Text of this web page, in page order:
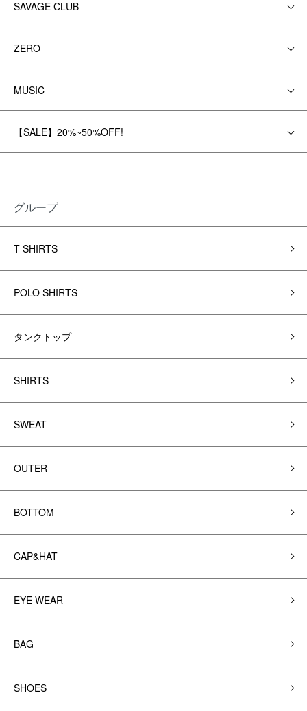
SAVAGE CLUB
ZERO
MUSIC
【SALE】20%~50%OFF!
グループ
T-SHIRTS
POLO SHIRTS
タンクトップ
SHIRTS
SWEAT
OUTER
BOTTOM
CAP&HAT
EYE WEAR
BAG
SHOES